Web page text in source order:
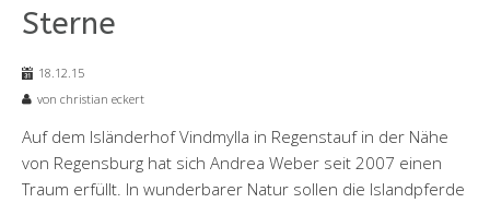
Sterne
18.12.15
von christian eckert
Auf dem Isländerhof Vindmylla in Regenstauf in der Nähe
von Regensburg hat sich Andrea Weber seit 2007 einen
Traum erfüllt. In wunderbarer Natur sollen die Islandpferde